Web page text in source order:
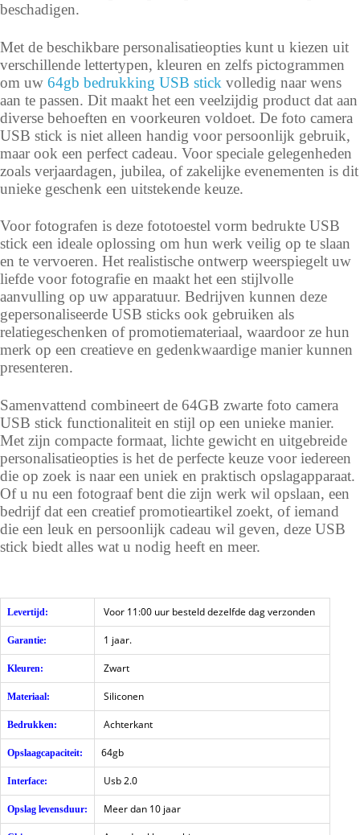
beschadigen.
Met de beschikbare personalisatieopties kunt u kiezen uit
verschillende lettertypen, kleuren en zelfs pictogrammen
om uw 64gb bedrukking USB stick volledig naar wens
aan te passen. Dit maakt het een veelzijdig product dat aan
diverse behoeften en voorkeuren voldoet. De foto camera
USB stick is niet alleen handig voor persoonlijk gebruik,
maar ook een perfect cadeau. Voor speciale gelegenheden
zoals verjaardagen, jubilea, of zakelijke evenementen is dit
unieke geschenk een uitstekende keuze.
Voor fotografen is deze fototoestel vorm bedrukte USB
stick een ideale oplossing om hun werk veilig op te slaan
en te vervoeren. Het realistische ontwerp weerspiegelt uw
liefde voor fotografie en maakt het een stijlvolle
aanvulling op uw apparatuur. Bedrijven kunnen deze
gepersonaliseerde USB sticks ook gebruiken als
relatiegeschenken of promotiemateriaal, waardoor ze hun
merk op een creatieve en gedenkwaardige manier kunnen
presenteren.
Samenvattend combineert de 64GB zwarte foto camera
USB stick functionaliteit en stijl op een unieke manier.
Met zijn compacte formaat, lichte gewicht en uitgebreide
personalisatieopties is het de perfecte keuze voor iedereen
die op zoek is naar een uniek en praktisch opslagapparaat.
Of u nu een fotograaf bent die zijn werk wil opslaan, een
bedrijf dat een creatief promotieartikel zoekt, of iemand
die een leuk en persoonlijk cadeau wil geven, deze USB
stick biedt alles wat u nodig heeft en meer.
Levertijd: Voor 11:00 uur besteld dezelfde dag verzonden
Garantie: 1 jaar.
Kleuren: Zwart
Materiaal: Siliconen
Bedrukken: Achterkant
Opslaagcapaciteit: 64gb
Interface: Usb 2.0
Opslag levensduur: Meer dan 10 jaar